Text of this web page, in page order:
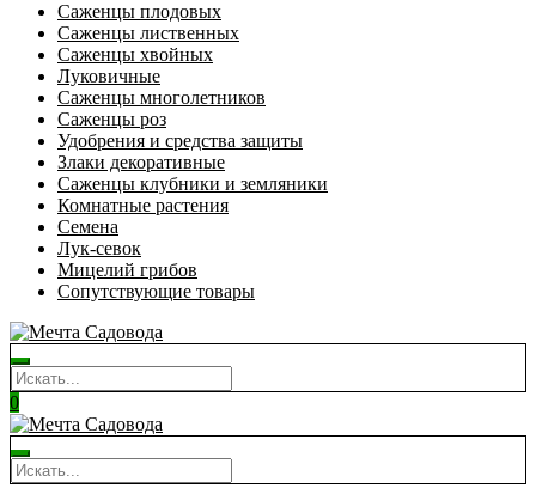
Саженцы плодовых
Саженцы лиственных
Саженцы хвойных
Луковичные
Саженцы многолетников
Саженцы роз
Удобрения и средства защиты
Злаки декоративные
Саженцы клубники и земляники
Комнатные растения
Семена
Лук-севок
Мицелий грибов
Сопутствующие товары
0